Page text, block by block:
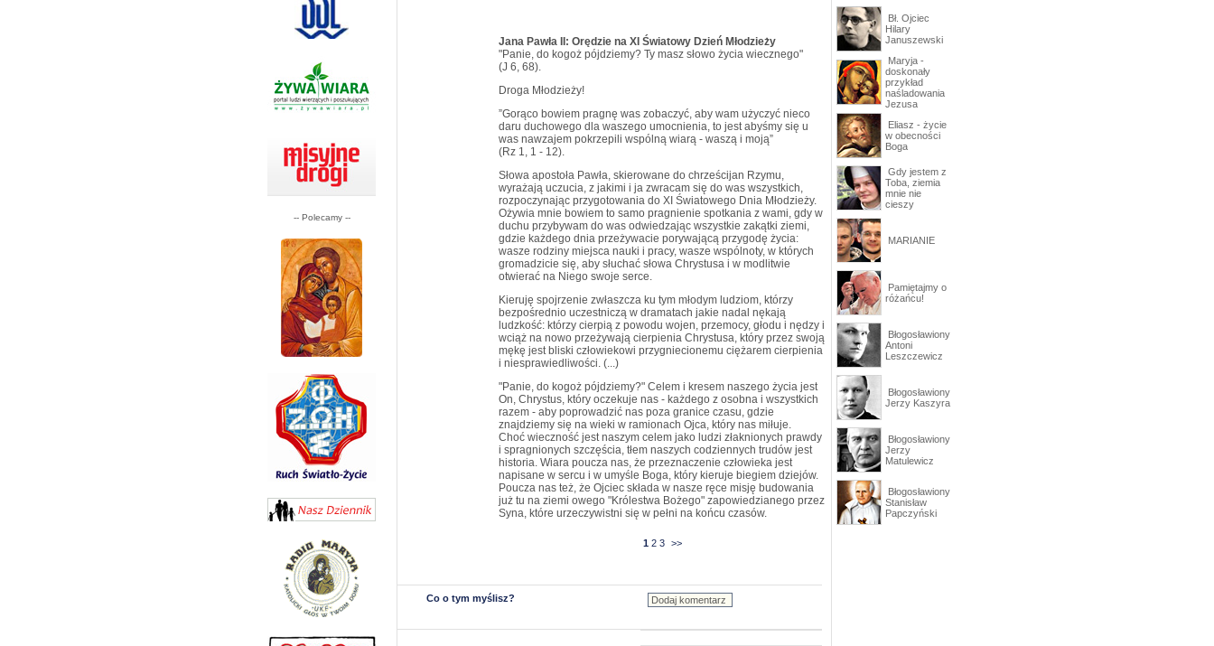
-- Polecamy --
Jana Pawła II: Orędzie na XI Światowy Dzień Młodzieży
"Panie, do kogoż pójdziemy? Ty masz słowo życia wiecznego"
(J 6, 68).
Droga Młodzieży!
”Gorąco bowiem pragnę was zobaczyć, aby wam użyczyć nieco
daru duchowego dla waszego umocnienia, to jest abyśmy się u
was nawzajem pokrzepili wspólną wiarą - waszą i moją”
(Rz 1, 1 - 12).
Słowa apostoła Pawła, skierowane do chrześcijan Rzymu,
wyrażają uczucia, z jakimi i ja zwracam się do was wszystkich,
rozpoczynając przygotowania do XI Światowego Dnia Młodzieży.
Ożywia mnie bowiem to samo pragnienie spotkania z wami, gdy w
duchu przybywam do was odwiedzając wszystkie zakątki ziemi,
gdzie każdego dnia przeżywacie porywającą przygodę życia:
wasze rodziny miejsca nauki i pracy, wasze wspólnoty, w których
gromadzicie się, aby słuchać słowa Chrystusa i w modlitwie
otwierać na Niego swoje serce.
Kieruję spojrzenie zwłaszcza ku tym młodym ludziom, którzy
bezpośrednio uczestniczą w dramatach jakie nadal nękają
ludzkość: którzy cierpią z powodu wojen, przemocy, głodu i nędzy i
wciąż na nowo przeżywają cierpienia Chrystusa, który przez swoją
mękę jest bliski człowiekowi przygniecionemu ciężarem cierpienia
i niesprawiedliwości. (...)
"Panie, do kogoż pójdziemy?" Celem i kresem naszego życia jest
On, Chrystus, który oczekuje nas - każdego z osobna i wszystkich
razem - aby poprowadzić nas poza granice czasu, gdzie
znajdziemy się na wieki w ramionach Ojca, który nas miłuje.
Choć wieczność jest naszym celem jako ludzi złaknionych prawdy
i spragnionych szczęścia, tłem naszych codziennych trudów jest
historia. Wiara poucza nas, że przeznaczenie człowieka jest
napisane w sercu i w umyśle Boga, który kieruje biegiem dziejów.
Poucza nas też, że Ojciec składa w nasze ręce misję budowania
już tu na ziemi owego "Królestwa Bożego" zapowiedzianego przez
Syna, które urzeczywistni się w pełni na końcu czasów.
1 2 3 >>
Co o tym myślisz?
Bł. Ojciec
Hilary
Januszewski
Maryja -
doskonały
przykład
naśladowania
Jezusa
Eliasz - życie
w obecności
Boga
Gdy jestem z
Toba, ziemia
mnie nie
cieszy
MARIANIE
Pamiętajmy o
różańcu!
Błogosławiony
Antoni
Leszczewicz
Błogosławiony
Jerzy Kaszyra
Błogosławiony
Jerzy
Matulewicz
Błogosławiony
Stanisław
Papczyński